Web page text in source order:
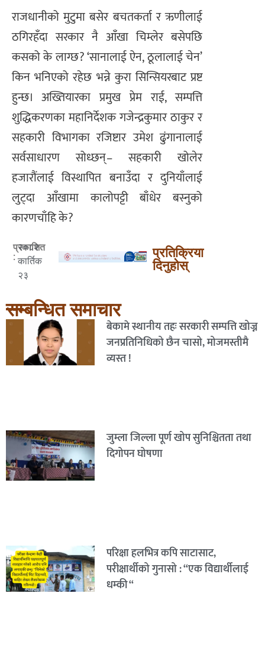
राजधानीको मुटुमा बसेर बचतकर्ता र ऋणीलाई
ठगिरहँदा सरकार नै आँखा चिम्लेर बसेपछि
कसको के लाग्छ? ‘सानालाई ऐन, ठूलालाई चेन’
किन भनिएको रहेछ भन्ने कुरा सिन्सियरबाट प्रष्ट
हुन्छ। अख्तियारका प्रमुख प्रेम राई, सम्पत्ति
शुद्धिकरणका महानिर्देशक गजेन्द्रकुमार ठाकुर र
सहकारी विभागका रजिष्टार उमेश ढुंगानालाई
सर्वसाधारण सोध्छन्– सहकारी खोलेर
हजारौंलाई विस्थापित बनाउँदा र दुनियाँलाई
लुट्दा आँखामा कालोपट्टी बाँधेर बस्नुको
कारणचाँहि के?
प्रकाशित
:
२०८२
कार्तिक
२३
प्रतिक्रिया
दिनुहोस्
सम्बन्धित समाचार
बेकामे स्थानीय तहः सरकारी सम्पत्ति खोज्न
जनप्रतिनिधिको छैन चासो, मोजमस्तीमै
व्यस्त !
जुम्ला जिल्ला पूर्ण खोप सुनिश्चितता तथा
दिगोपन घोषणा
परिक्षा हलभित्र कपि साटासाट,
परीक्षार्थीको गुनासो : “एक विद्यार्थीलाई
धम्की “